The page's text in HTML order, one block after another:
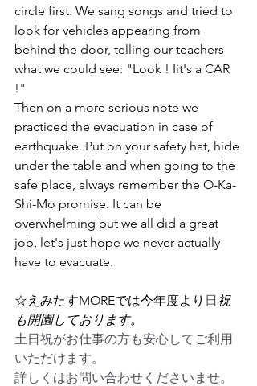
circle first. We sang songs and tried to
look for vehicles appearing from
behind the door, telling our teachers
what we could see: "Look ! Iit's a CAR
!"
Then on a more serious note we
practiced the evacuation in case of
earthquake. Put on your safety hat, hide
under the table and when going to the
safe place, always remember the O-Ka-
Shi-Mo promise. It can be
overwhelming but we all did a great
job, let's just hope we never actually
have to evacuate.
☆えみたすMOREでは今年度より 日祝
も開園しております。
土日祝がお仕事の方も安心してご利用
いただけます。
詳しくはお問い合わせくださいませ。